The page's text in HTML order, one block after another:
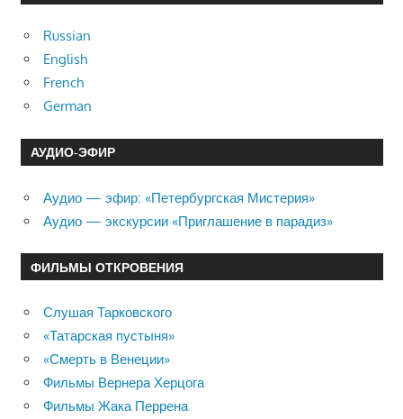
Russian
English
French
German
АУДИО-ЭФИР
Аудио — эфир: «Петербургская Мистерия»
Аудио — экскурсии «Приглашение в парадиз»
ФИЛЬМЫ ОТКРОВЕНИЯ
Слушая Тарковского
«Татарская пустыня»
«Смерть в Венеции»
Фильмы Вернера Херцога
Фильмы Жака Перрена